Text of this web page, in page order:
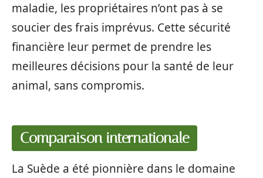
maladie, les propriétaires n’ont pas à se
soucier des frais imprévus. Cette sécurité
financière leur permet de prendre les
meilleures décisions pour la santé de leur
animal, sans compromis.
Comparaison internationale
La Suède a été pionnière dans le domaine